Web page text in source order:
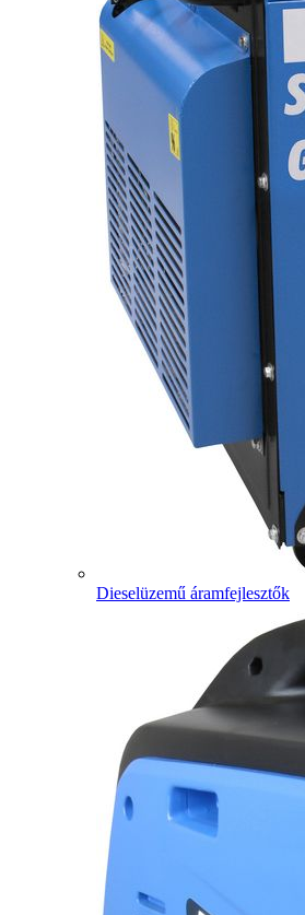
Dieselüzemű áramfejlesztők